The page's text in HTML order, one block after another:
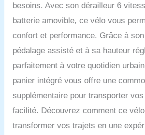
besoins. Avec son dérailleur 6
batterie amovible, ce vélo vous
confort et performance. Grâce à
pédalage assisté et à sa hauteur
parfaitement à votre quotidien
panier intégré vous offre une
supplémentaire pour transporter
facilité. Découvrez comment ce
transformer vos trajets en une